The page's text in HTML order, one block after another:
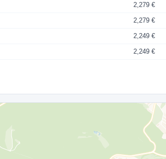
2,279 €
2,279 €
2,249 €
2,249 €